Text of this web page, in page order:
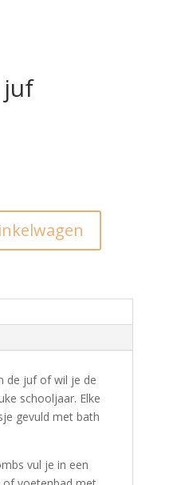
juf
de juf of wil je de
schooljaar. Elke
gevuld met bath
vul je in een